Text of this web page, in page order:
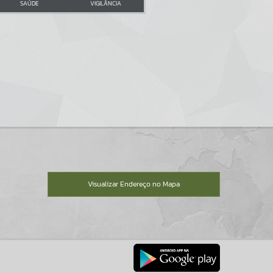
SAÚDE VIGILÂNCIA
Visualizar Endereço no Mapa